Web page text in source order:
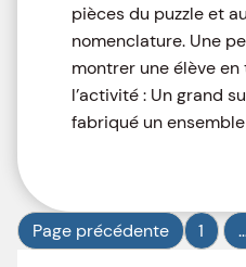
pièces du puzzle et
nomenclature. Une
montrer une élève
l’activité : Un grand
fabriqué un
Page précédente 1